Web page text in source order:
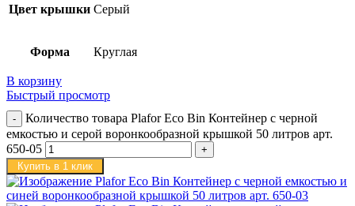
Цвет крышки Серый
Форма Круглая
В корзину
Быстрый просмотр
Количество товара Plafor Eco Bin Контейнер с черной
емкостью и серой воронкообразной крышкой 50 литров арт.
650-05
Купить в 1 клик